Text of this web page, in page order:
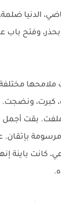
الدنيا
وفتح باب
كبرت، ونضجت.
بقت أجمل
بإتقان.
كانت باينة